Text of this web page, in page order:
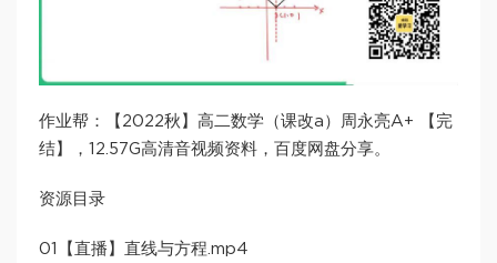
作业帮：【2022秋】高二数学（课改a）周永亮A+ 【完
结】，12.57G高清音视频资料，百度网盘分享。
资源目录
01【直播】直线与方程.mp4